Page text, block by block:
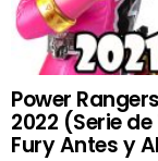
Power
2022 (Serie
Fury Antes y